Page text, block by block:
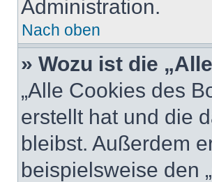
Administration.
Nach oben
» Wozu ist die
„Alle Cookies des
erstellt hat und die
bleibst. Außerdem
beispielsweise den